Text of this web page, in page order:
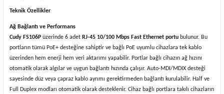
Teknik Özellikler
Ağ Bağlantı ve Performans
Cudy FS106P üzerinde 6 adet RJ-45 10/100 Mbps Fast Ethernet portu bulunur. Bu
portların tümü PoE+ desteğine sahiptir ve bağlı PoE uyumlu cihazlara tek kablo
üzerinden hem enerji hem veri aktarımı yapabilir. Portlar bağlı cihazın ağ hızını
otomatik olarak algılar ve uygun bağlantı hızında çalışır. Auto-MDI/MDIX desteği
sayesinde düz veya çapraz kablo ayrımı gerektirmeden bağlantı kurulabilir. Half ve
Full Duplex modları otomatik olarak desteklenir. Cihaz bağlı portlara takılı cihazların